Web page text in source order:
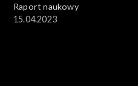
Raport naukowy
15.04.2023